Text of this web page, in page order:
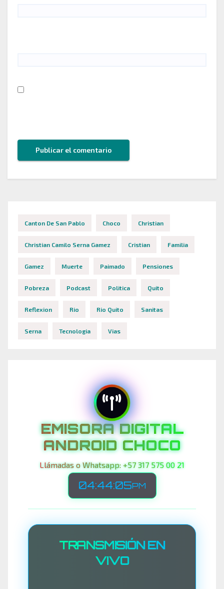
Canton De San Pablo Choco Christian
Christian Camilo Serna Gamez Cristian Familia
Gamez Muerte Paimado Pensiones
Pobreza Podcast Politica Quito
Reflexion Rio Rio Quito Sanitas
Serna Tecnologia Vias
EMISORA DIGITAL
ANDROID CHOCO
Llámadas o Whatsapp: +57 317 575 00 21
04:44:07PM
TRANSMISIÓN EN
VIVO